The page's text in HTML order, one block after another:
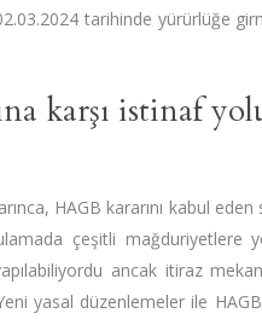
tarihinde yürürlüğe
karşı istinaf
HAGB kararını kabul
çeşitli mağduriyetlere
ancak itiraz
yasal düzenlemeler ile